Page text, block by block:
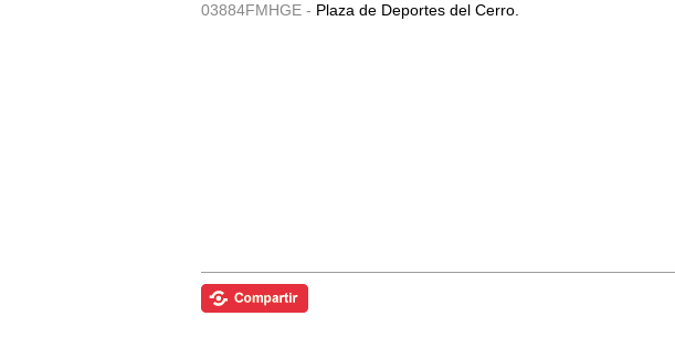
03884FMHGE - Plaza de Deportes del Cerro.